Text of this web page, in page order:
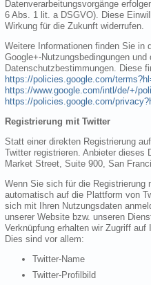
Datenverarbeitungsvorgänge
6 Abs. 1 lit. a DSGVO). Diese
Wirkung für die Zukunft widerrufen.
Weitere Informationen finden Sie in
Google+-Nutzungsbedingungen und
Datenschutzbestimmungen. Diese
https://policies.google.com/
https://www.google.com/intl/de/+/
https://policies.google.com/
Registrierung mit Twitter
Statt einer direkten Registrierung
Twitter registrieren. Anbieter
Market Street, Suite 900, San
Wenn Sie sich für die Registrierung
automatisch auf die Plattform von
sich mit Ihren Nutzungsdaten
unserer Website bzw. unseren
Verknüpfung erhalten wir Zugriff auf
Dies sind vor allem:
Twitter-Name
Twitter-Profilbild